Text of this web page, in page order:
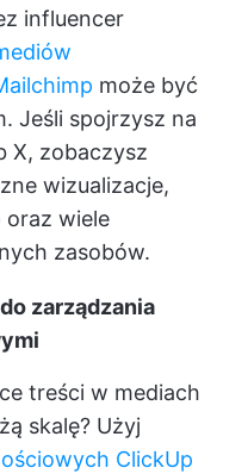
influencer
może być
Jeśli spojrzysz na
X, zobaczysz
wizualizacje,
wiele
zasobów.
zarządzania
treści w mediach
skalę? Użyj
ClickUp